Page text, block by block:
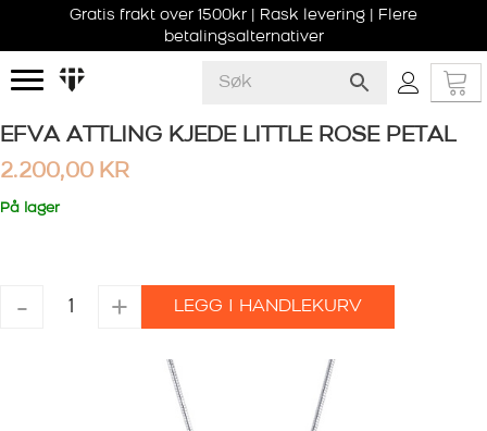
Gratis frakt over 1500kr | Rask levering | Flere
betalingsalternativer
EFVA ATTLING KJEDE LITTLE ROSE PETAL
2.200,00 KR
På lager
-
EFVA
ATTLING
+ LEGG I HANDLEKURV